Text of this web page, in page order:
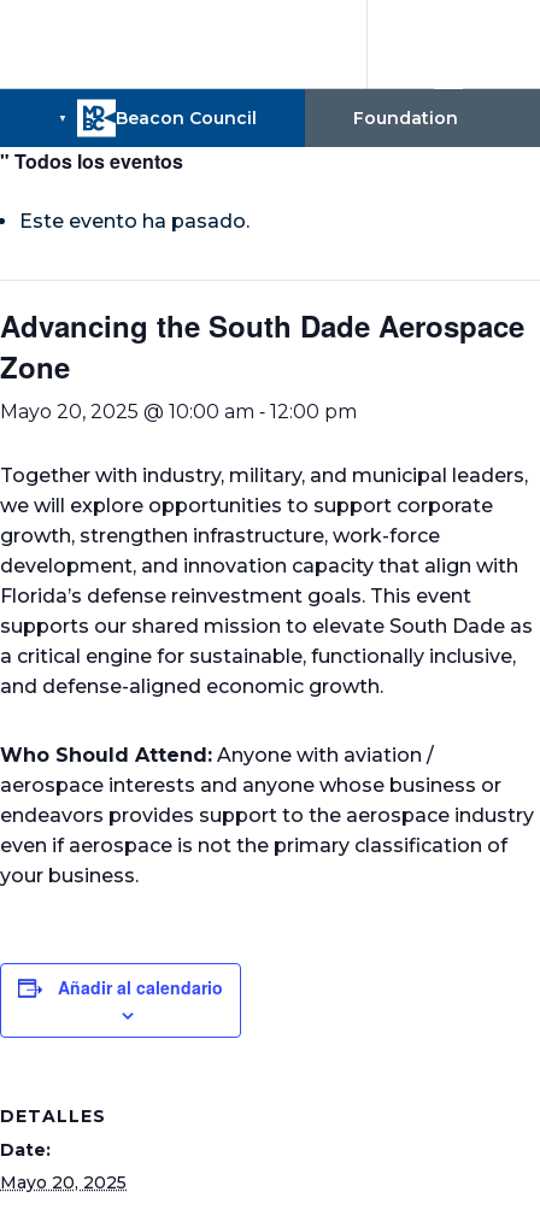
" Todos los eventos
Este evento ha pasado.
Advancing the South Dade Aerospace
Zone
Mayo 20, 2025 @ 10:00 am - 12:00 pm
Together with industry, military, and municipal leaders,
we will explore opportunities to support corporate
growth, strengthen infrastructure, work-force
development, and innovation capacity that align with
Florida’s defense reinvestment goals. This event
supports our shared mission to elevate South Dade as
a critical engine for sustainable, functionally inclusive,
and defense-aligned economic growth.
Who Should Attend: Anyone with aviation /
aerospace interests and anyone whose business or
endeavors provides support to the aerospace industry
even if aerospace is not the primary classification of
your business.
Añadir al calendario
DETALLES
Date:
Mayo 20, 2025